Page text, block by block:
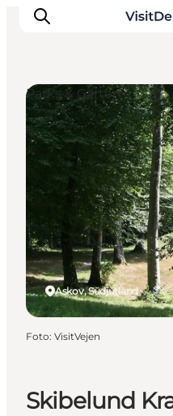
Inspiration
Regionen
Erlebnisse
Unterkünfte
Reiseplanung
Skibelund
Askov, Südjütland
Parks & Gärten
Foto: VisitVejen